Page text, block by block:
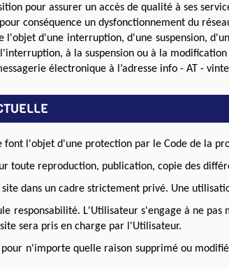
pour assurer un accès de qualité à ses
conséquence un dysfonctionnement du
l'objet d'une interruption, d'une suspension,
à la suspension ou à la
électronique à l’adresse info - AT -
font l'objet d'une protection par le Code de la
toute reproduction, publication, copie des
dans un cadre strictement privé. Une
responsabilité. L'Utilisateur s'engage à ne
sera pris en charge par l'Utilisateur.
n'importe quelle raison supprimé ou